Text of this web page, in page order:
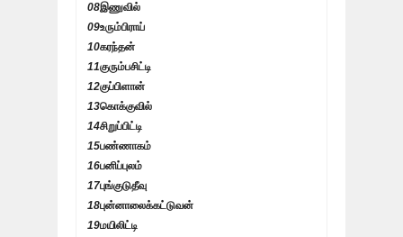
08இணுவில்
09உரும்பிராய்
10கரந்தன்
11குரும்பசிட்டி
12குப்பிளான்
13கொக்குவில்
14சிறுப்பிட்டி
15பண்ணாகம்
16பனிப்புலம்
17புங்குடுதீவு
18புன்னாலைக்கட்டுவன்
19மயிலிட்டி